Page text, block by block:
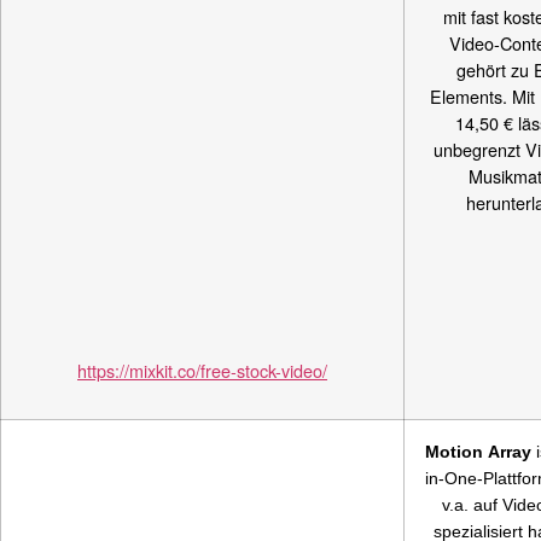
https://mixkit.co/free-stock-video/
mit fast
Video-
gehört zu
Elements. Mit
14,50 €
unbegrenzt
Motion Array
in-One-
v.a. auf
spezialisiert